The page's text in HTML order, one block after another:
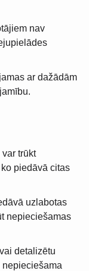
nav
ar dažādām
trūkt
piedāvā citas
uzlabotas
nepieciešamas
detalizētu
nepieciešama